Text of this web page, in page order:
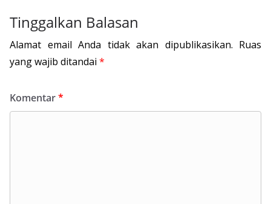
Tinggalkan Balasan
Alamat email Anda tidak akan dipublikasikan. Ruas
yang wajib ditandai *
Komentar*